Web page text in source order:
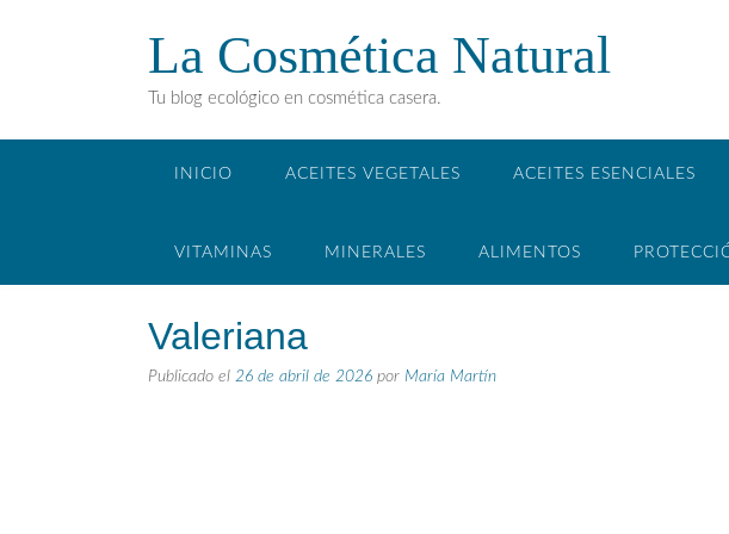
La Cosmética Natural
Tu blog ecológico en cosmética casera.
INICIO ACEITES VEGETALES ACEITES ESENCIALES
VITAMINAS MINERALES ALIMENTOS
Valeriana
Publicado el 26 de abril de 2026 por María Martín